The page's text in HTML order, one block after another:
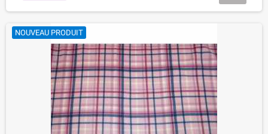
NOUVEAU PRODUIT